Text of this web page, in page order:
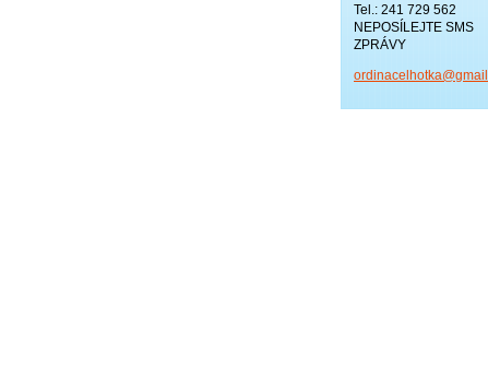
Tel.: 241 729 562
NEPOSÍLEJTE SMS
ZPRÁVY
ordinace lhotka@g